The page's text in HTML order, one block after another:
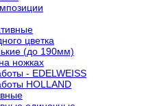
цветка
(до 190мм)
ножках
- EDELWEISS
HOLLAND